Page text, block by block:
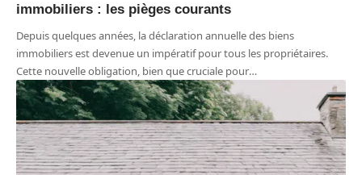
immobiliers : les pièges courants
Depuis quelques années, la déclaration annuelle des biens
immobiliers est devenue un impératif pour tous les propriétaires.
Cette nouvelle obligation, bien que cruciale pour…